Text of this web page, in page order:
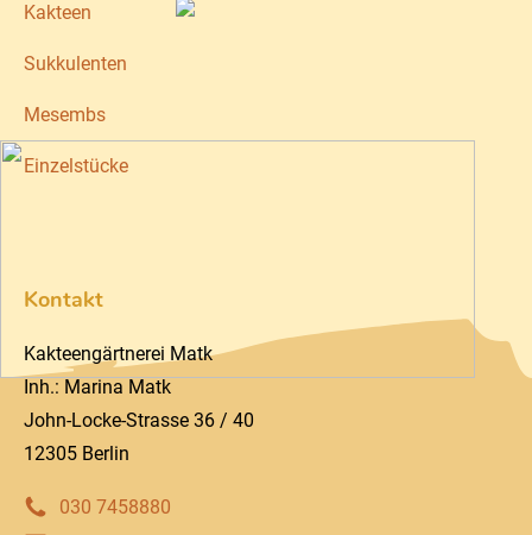
Kakteen
Sukkulenten
Mesembs
Einzelstücke
Kontakt
Kakteengärtnerei Matk
Inh.: Marina Matk
John-Locke-Strasse 36 / 40
12305 Berlin
030 7458880